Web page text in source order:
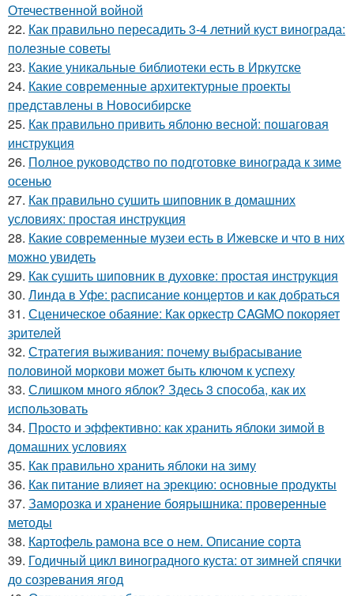
Отечественной войной
22. Как правильно пересадить 3-4 летний куст винограда:
полезные советы
23. Какие уникальные библиотеки есть в Иркутске
24. Какие современные архитектурные проекты
представлены в Новосибирске
25. Как правильно привить яблоню весной: пошаговая
инструкция
26. Полное руководство по подготовке винограда к зиме
осенью
27. Как правильно сушить шиповник в домашних
условиях: простая инструкция
28. Какие современные музеи есть в Ижевске и что в них
можно увидеть
29. Как сушить шиповник в духовке: простая инструкция
30. Линда в Уфе: расписание концертов и как добраться
31. Сценическое обаяние: Как оркестр CAGMO покоряет
зрителей
32. Стратегия выживания: почему выбрасывание
половиной моркови может быть ключом к успеху
33. Слишком много яблок? Здесь 3 способа, как их
использовать
34. Просто и эффективно: как хранить яблоки зимой в
домашних условиях
35. Как правильно хранить яблоки на зиму
36. Как питание влияет на эрекцию: основные продукты
37. Заморозка и хранение боярышника: проверенные
методы
38. Картофель рамона все о нем. Описание сорта
39. Годичный цикл виноградного куста: от зимней спячки
до созревания ягод